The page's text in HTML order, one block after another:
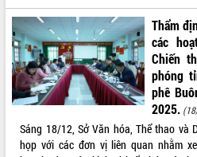
Thẩm
các
Chiến
phóng
phê
2025.
Sáng 18/12, Sở Văn hóa, Thể thao và
họp với các đơn vị liên quan nhằm